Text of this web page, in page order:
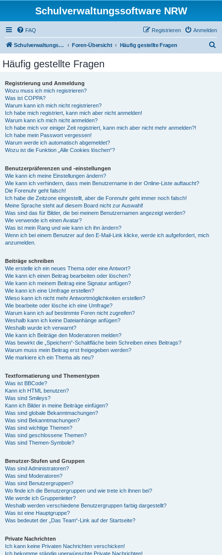
Schulverwaltungssoftware NRW
FAQ Anmelden
Registrieren
Schulverwaltungssoftware NRW Foren-Übersicht Häufig gestellte Fragen
Häufig gestellte Fragen
Registrierung und Anmeldung
Wozu muss ich mich registrieren?
Was ist COPPA?
Warum kann ich mich nicht registrieren?
Ich habe mich registriert, kann mich aber nicht anmelden!
Warum kann ich mich nicht anmelden?
Ich habe mich vor einiger Zeit registriert, kann mich aber nicht mehr anmelden?!
Ich habe mein Passwort vergessen!
Warum werde ich automatisch abgemeldet?
Wozu ist die Funktion „Alle Cookies löschen“?
Benutzerpräferenzen und -einstellungen
Wie kann ich meine Einstellungen ändern?
Wie kann ich verhindern, dass mein Benutzername in der Online-Liste auftaucht?
Die Forenuhr geht falsch!
Ich habe die Zeitzone eingestellt, aber die Forenuhr geht immer noch falsch!
Meine Sprache steht auf diesem Board nicht zur Auswahl!
Was sind das für Bilder, die bei meinem Benutzernamen angezeigt werden?
Wie verwende ich einen Avatar?
Was ist mein Rang und wie kann ich ihn ändern?
Wenn ich bei einem Benutzer auf den E-Mail-Link klicke, werde ich aufgefordert, mich
anzumelden.
Beiträge schreiben
Wie erstelle ich ein neues Thema oder eine Antwort?
Wie kann ich einen Beitrag bearbeiten oder löschen?
Wie kann ich meinem Beitrag eine Signatur anfügen?
Wie kann ich eine Umfrage erstellen?
Wieso kann ich nicht mehr Antwortmöglichkeiten erstellen?
Wie bearbeite oder lösche ich eine Umfrage?
Warum kann ich auf bestimmte Foren nicht zugreifen?
Weshalb kann ich keine Dateianhänge anfügen?
Weshalb wurde ich verwarnt?
Wie kann ich Beiträge den Moderatoren melden?
Was bewirkt die „Speichern“-Schaltfläche beim Schreiben eines Beitrags?
Warum muss mein Beitrag erst freigegeben werden?
Wie markiere ich ein Thema als neu?
Textformatierung und Thementypen
Was ist BBCode?
Kann ich HTML benutzen?
Was sind Smileys?
Kann ich Bilder in meine Beiträge einfügen?
Was sind globale Bekanntmachungen?
Was sind Bekanntmachungen?
Was sind wichtige Themen?
Was sind geschlossene Themen?
Was sind Themen-Symbole?
Benutzer-Stufen und Gruppen
Was sind Administratoren?
Was sind Moderatoren?
Was sind Benutzergruppen?
Wo finde ich die Benutzergruppen und wie trete ich ihnen bei?
Wie werde ich Gruppenleiter?
Weshalb werden verschiedene Benutzergruppen farbig dargestellt?
Was ist eine Hauptgruppe?
Was bedeutet der „Das Team“-Link auf der Startseite?
Private Nachrichten
Ich kann keine Privaten Nachrichten verschicken!
Ich bekomme ständig unerwünschte Private Nachrichten!